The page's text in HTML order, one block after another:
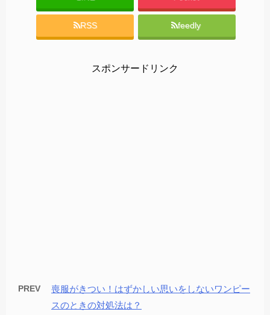
RSS feedly
スポンサードリンク
PREV
喪服がきつい！はずかしい思いをしないワンピー
スのときの対処法は？